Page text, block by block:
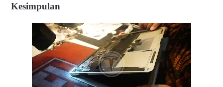
Kesimpulan
M
B
o
o
Pr